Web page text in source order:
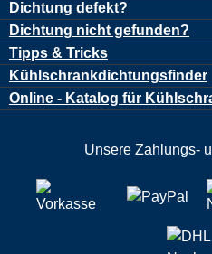
Dichtung defekt?
Dichtung nicht gefunden?
Tipps & Tricks
Kühlschrankdichtungsfinder
Online - Katalog für
Unsere Zahlungs-